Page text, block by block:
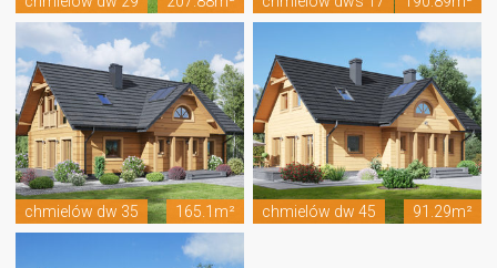
chmielów dw 35 165.1m² chmielów dw 45 91.29m²